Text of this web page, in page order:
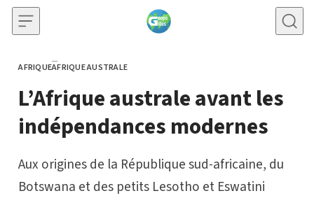
Skip to content
CATEGORY
AFRIQUEAFRIQUE AUSTRALE
L’Afrique australe avant les
indépendances modernes
Aux origines de la République sud-africaine, du
Botswana et des petits Lesotho et Eswatini